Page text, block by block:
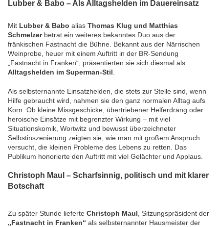
Lubber & Babo – Als Alltagshelden im Dauereinsatz
Mit Lubber & Babo alias Thomas Klug und Matthias
Schmelzerbetrat ein weiteres bekanntes Duo aus der
fränkischen Fastnacht die Bühne. Bekannt aus der Närrischen
Weinprobe, heuer mit einem Auftritt in der BR-Sendung
„Fastnacht in Franken“, präsentierten sie sich diesmal als
Alltagshelden im Superman-Stil
Als selbsternannte Einsatzhelden, die stets zur Stelle sind, wenn
Hilfe gebraucht wird, nahmen sie den ganz normalen Alltag aufs
Korn. Ob kleine Missgeschicke, übertriebener Helferdrang oder
heroische Einsätze mit begrenzter Wirkung – mit viel
Situationskomik, Wortwitz und bewusst überzeichneter
Selbstinszenierung zeigten sie, wie man mit großem Anspruch
versucht, die kleinen Probleme des Lebens zu retten. Das
Publikum honorierte den Auftritt mit viel Gelächter und Applaus.
Christoph Maul – Scharfsinnig, politisch und mit klarer
Botschaft
Zu später Stunde lieferte Christoph Maul , Sitzungspräsident der
„Fastnacht in Franken“ als selbsternannter Hausmeister der